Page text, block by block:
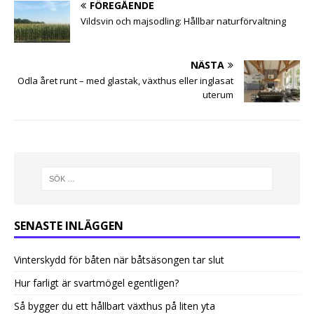
FÖREGÅENDE
Vildsvin och majsodling: Hållbar naturförvaltning
NÄSTA
Odla året runt – med glastak, växthus eller inglasat
uterum
SENASTE INLÄGGEN
Vinterskydd för båten när båtsäsongen tar slut
Hur farligt är svartmögel egentligen?
Så bygger du ett hållbart växthus på liten yta